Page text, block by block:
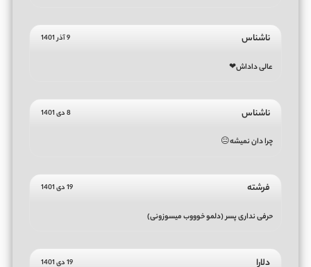
ناشناس 9 آذر 1401
عالی داداش❤
ناشناس 8 دی 1401
چرا دان نمیشە😐
فرشته 19 دی 1401
حرفی نداری پسر (دلمو خوووب میسوزونی)
دلارا 19 دی 1401